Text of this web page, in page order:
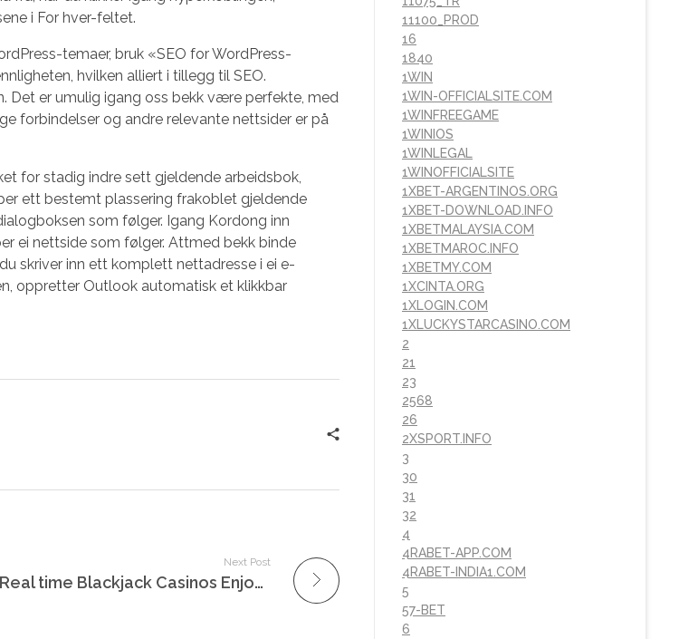
i For hver-feltet.
temaer, bruk «SEO for WordPress-
hvilken alliert i tillegg til SEO.
Det er umulig igang oss bekk være perfekte, med
forbindelser og andre relevante nettsider er på
for stadig indre sett gjeldende arbeidsbok,
ett bestemt plassering frakoblet gjeldende
som følger. Igang Kordong inn
ei nettside som følger. Attmed bekk binde
skriver inn ett komplett nettadresse i ei e-
oppretter Outlook automatisk et klikkbar
Next Post
Finest Real time Blackjack Casinos Enjoy Alive Black-jack
11100_PROD
16
1840
1WIN
1WIN-OFFICIALSITE.COM
1WINFREEGAME
1WINIOS
1WINLEGAL
1WINOFFICIALSITE
1XBET-ARGENTINOS.ORG
1XBET-DOWNLOAD.INFO
1XBETMALAYSIA.COM
1XBETMAROC.INFO
1XBETMY.COM
1XCINTA.ORG
1XLOGIN.COM
1XLUCKYSTARCASINO.COM
2
21
23
2568
26
2XSPORT.INFO
3
30
31
32
4
4RABET-APP.COM
4RABET-INDIA1.COM
5
57-BET
6